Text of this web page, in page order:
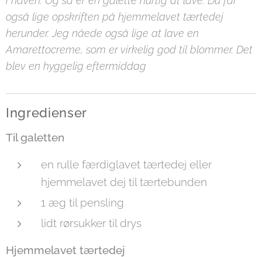
også lige opskriften på hjemmelavet tærtedej
herunder. Jeg nåede også lige at lave en
Amarettocreme, som er virkelig god til blommer. Det
blev en hyggelig eftermiddag
Ingredienser
Til galetten
en rulle færdiglavet tærtedej eller
hjemmelavet dej til tærtebunden
1 æg til pensling
lidt rørsukker til drys
Hjemmelavet tærtedej